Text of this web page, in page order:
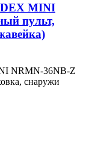
MINI
пульт,
NRMN-36NB-Z
снаружи